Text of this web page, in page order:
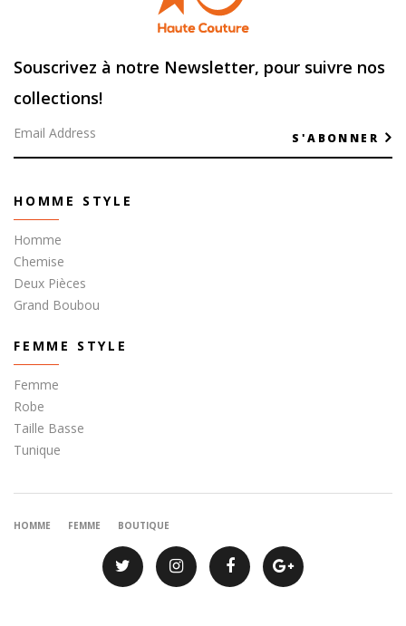
Souscrivez à notre Newsletter, pour suivre nos
collections!
S'ABONNER
HOMME STYLE
Homme
Chemise
Deux Pièces
Grand Boubou
FEMME STYLE
Femme
Robe
Taille Basse
Tunique
HOMME FEMME BOUTIQUE